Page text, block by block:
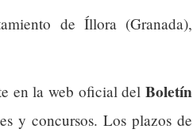
de Íllora (Granada),
en la web oficial del Boletín
y concursos. Los plazos de